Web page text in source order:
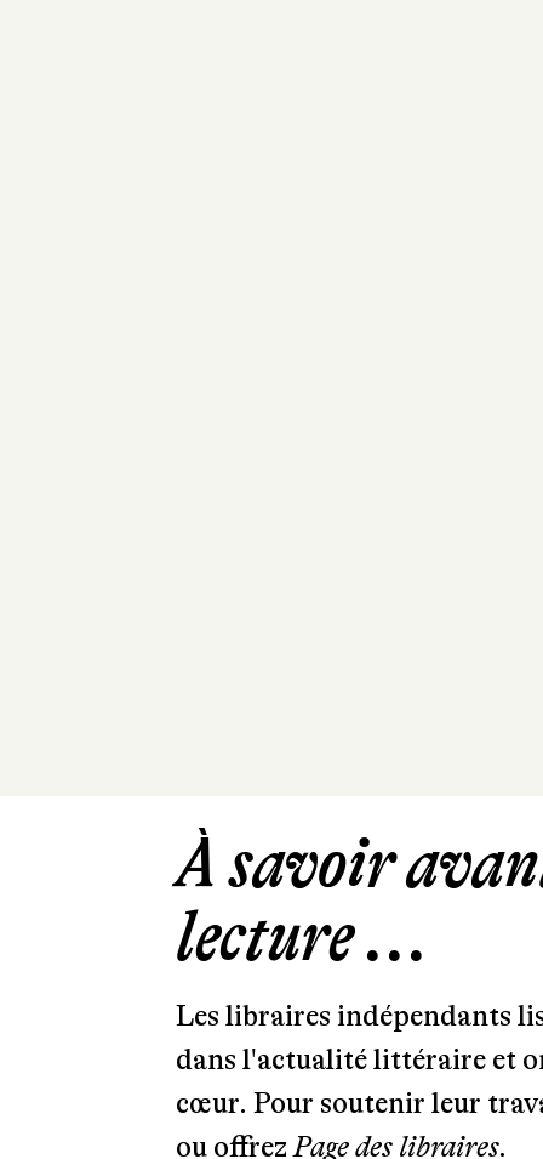
À savoir
lecture ...
Les libraires indépendants
dans l'actualité littéraire et
cœur. Pour soutenir leur
ou offrezPage des libraires.